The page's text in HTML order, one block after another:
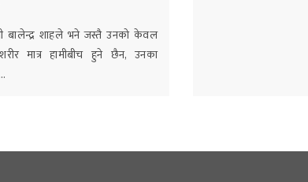
बालेन्द्र शाहले भने जस्तै उनको केवल
मात्र हामीबीच हुने छैन, उनका